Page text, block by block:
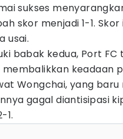
sukses
skor menjadi 1-1.
usai.
babak kedua, Port
keadaan
Wongchai, yang
gagal diantisipasi
1.